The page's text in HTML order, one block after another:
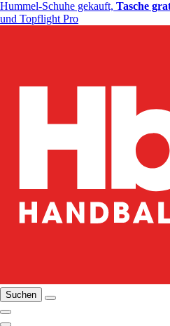
Hummel-Schuhe gekauft, Tasche
und Topflight Pro
Suchen